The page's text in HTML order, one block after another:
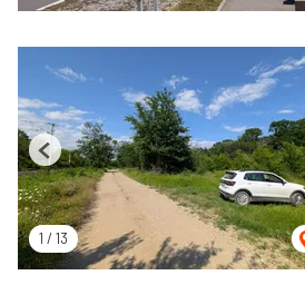
1 / 13
Previous